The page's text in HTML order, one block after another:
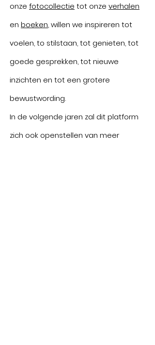
onze fotocollectie tot onze verhalen
en boeken, willen we inspireren tot
voelen, to stilstaan, tot genieten, tot
goede gesprekken, tot nieuwe
inzichten en tot een grotere
bewustwording.
In de volgende jaren zal dit platform
zich ook openstellen van meer